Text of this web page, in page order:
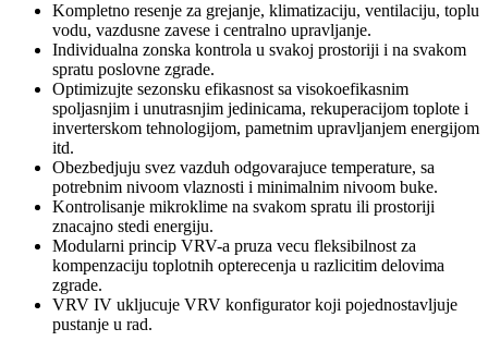
Kompletno resenje za grejanje, klimatizaciju, ventilaciju, toplu
vodu, vazdusne zavese i centralno upravljanje.
Individualna zonska kontrola u svakoj prostoriji i na svakom
spratu poslovne zgrade.
Optimizujte sezonsku efikasnost sa visokoefikasnim
spoljasnjim i unutrasnjim jedinicama, rekuperacijom toplote i
inverterskom tehnologijom, pametnim upravljanjem energijom
itd.
Obezbedjuju svez vazduh odgovarajuce temperature, sa
potrebnim nivoom vlaznosti i minimalnim nivoom buke.
Kontrolisanje mikroklime na svakom spratu ili prostoriji
znacajno stedi energiju.
Modularni princip VRV-a pruza vecu fleksibilnost za
kompenzaciju toplotnih opterecenja u razlicitim delovima
zgrade.
VRV IV ukljucuje VRV konfigurator koji pojednostavljuje
pustanje u rad.